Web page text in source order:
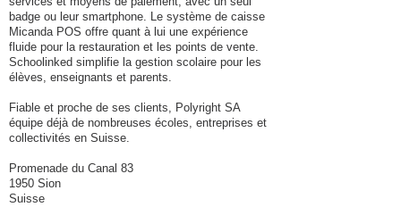
badge ou leur smartphone. Le système de caisse
Micanda POS offre quant à lui une expérience
fluide pour la restauration et les points de vente.
Schoolinked simplifie la gestion scolaire pour les
élèves, enseignants et parents.
Fiable et proche de ses clients, Polyright SA
équipe déjà de nombreuses écoles, entreprises et
collectivités en Suisse.
Promenade du Canal 83
1950 Sion
Suisse